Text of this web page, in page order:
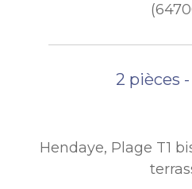
2 pièces
Hendaye, Plage T1